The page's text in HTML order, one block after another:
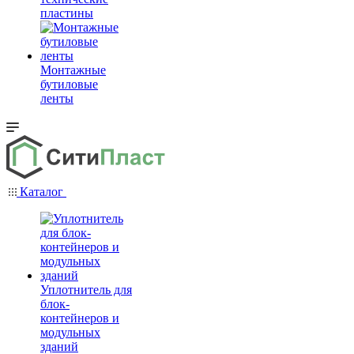
пластины
Монтажные
бутиловые
ленты
Каталог
Уплотнитель для
блок-
контейнеров и
модульных
зданий